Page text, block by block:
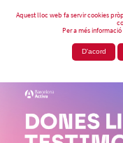
Aquest lloc web fa servir cookies
Per a més
D'acord